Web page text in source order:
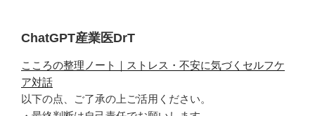
ChatGPT産業医DrT
こころの整理ノート｜ストレス・不安に気づくセルフケ
ア対話
以下の点、ご了承の上ご活用ください。